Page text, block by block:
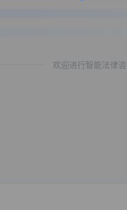
欢迎进行智能法律咨